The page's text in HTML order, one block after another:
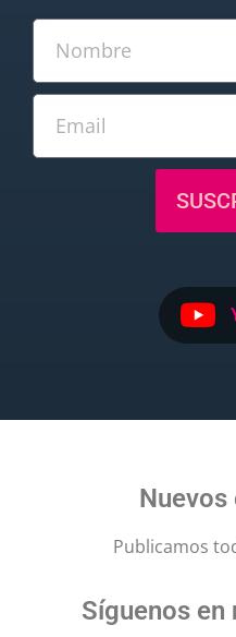
Publicamos
Síguenos en